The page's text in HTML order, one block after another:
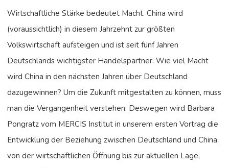
Wirtschaftliche Stärke bedeutet Macht. China wird
(voraussichtlich) in diesem Jahrzehnt zur größten
Volkswirtschaft aufsteigen und ist seit fünf Jahren
Deutschlands wichtigster Handelspartner. Wie viel Macht
wird China in den nächsten Jahren über Deutschland
dazugewinnen? Um die Zukunft mitgestalten zu können, muss
man die Vergangenheit verstehen. Deswegen wird Barbara
Pongratz vom MERCIS Institut in unserem ersten Vortrag die
Entwicklung der Beziehung zwischen Deutschland und China,
von der wirtschaftlichen Öffnung bis zur aktuellen Lage,